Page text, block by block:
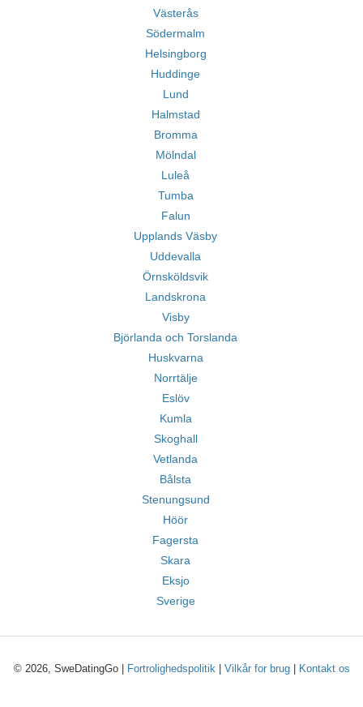
Västerås
Södermalm
Helsingborg
Huddinge
Lund
Halmstad
Bromma
Mölndal
Luleå
Tumba
Falun
Upplands Väsby
Uddevalla
Örnsköldsvik
Landskrona
Visby
Björlanda och Torslanda
Huskvarna
Norrtälje
Eslöv
Kumla
Skoghall
Vetlanda
Bålsta
Stenungsund
Höör
Fagersta
Skara
Eksjo
Sverige
© 2026, SweDatingGo | Fortrolighedspolitik| Vilkår for brug| Kontakt os